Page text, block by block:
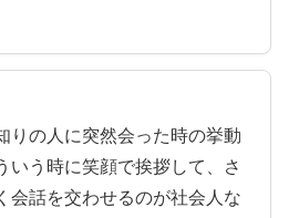
りの人に突然会った時の挙動
いう時に笑顔で挨拶して、さ
会話を交わせるのが社会人な